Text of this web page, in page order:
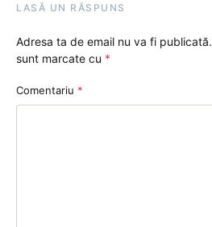
LASĂ UN RĂSPUNS
Adresa ta de email nu va fi publicată.
sunt marcate cu *
Comentariu *